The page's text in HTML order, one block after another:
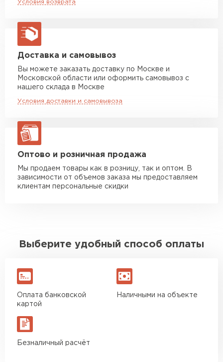
иную форму профиля.
Доступный и простой в эксплуатации
материал.
Легко ремонтировать: небольшие царапины
можно обработать ремонтной эмалью, а
дефектные сегменты заменить на точно такие
Стойкость к механическим повреждениям,
Огнестойкость и экологичность.
Продолжительный срок эксплуатации — до 50
лет*.
макс. длина груза 13,5 м
Манипулятор до 5 тн
макс. длина груза 6 м
Манипулятор до 10 тн
макс. длина груза 8 м
Манипулятор до 20 тн
Условия возврата
Доставка и самовывоз
Вы можете заказать доставку по Москве и
Московской области или оформить самовывоз с
нашего склада в Москве
Условия доставки и самовывоза
Оптово и розничная продажа
Мы продаем товары как в розницу, так и оптом. В
зависимости от объемов заказа мы предоставляем
клиентам персональные скидки
Выберите удобный способ оплаты
Оплата банковской
картой
Наличными на объекте
Безналичный расчёт